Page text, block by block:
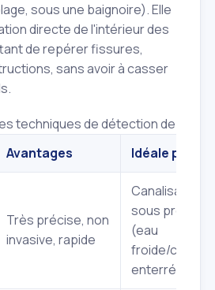
sous une baignoire). Elle
directe de l'intérieur des
de repérer fissures,
sans avoir à casser
techniques de détection de fuite
Avantages Idéale pour
Très précise, non
invasive, rapide
Canalisations
sous pression
(eau
froide/
enterrées